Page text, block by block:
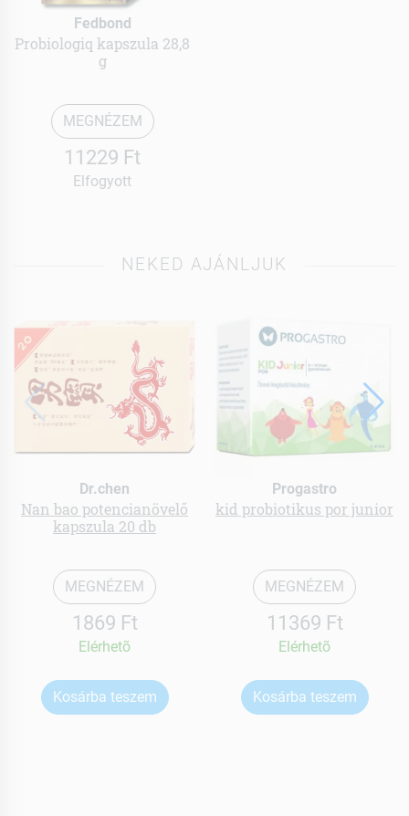
Fedbond
Probiologiq kapszula 28,8
g
MEGNÉZEM
11229 Ft
Elfogyott
NEKED AJÁNLJUK
Dr.chen
Nan bao potencianövelő
kapszula 20 db
MEGNÉZEM
1869 Ft
Elérhetõ
Kosárba teszem
Progastro
kid probiotikus por junior
MEGNÉZEM
11369 Ft
Elérhetõ
Kosárba teszem